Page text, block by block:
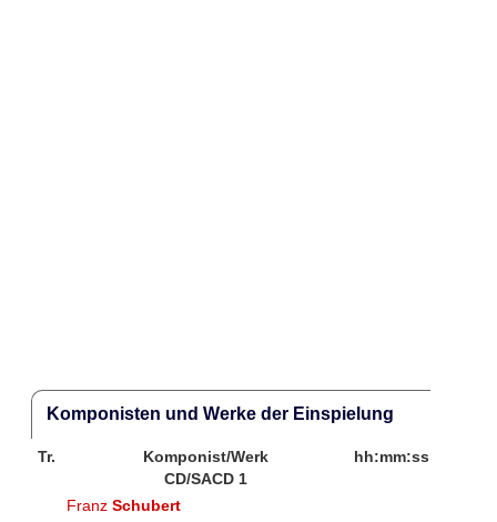
Komponisten und Werke der Einspielung
Tr. Komponist/Werk
hh:mm:ss
CD/SACD 1
FranzSchubert